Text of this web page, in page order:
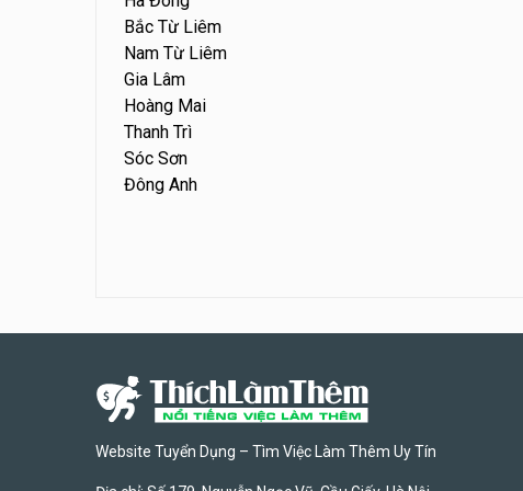
Bắc Từ Liêm
Nam Từ Liêm
Gia Lâm
Hoàng Mai
Thanh Trì
Sóc Sơn
Đông Anh
Website Tuyển Dụng – Tìm Việc Làm Thêm Uy Tín